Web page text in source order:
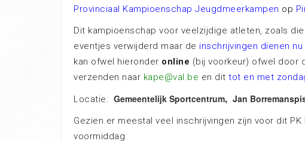
Provinciaal Kampioenschap Jeugdmeerkampen op P
Dit kampioenschap voor veelzijdige atleten, zoals
eventjes verwijderd maar de inschrijvingen dienen
kan ofwel hieronder online (bij voorkeur) ofwel door
verzenden naar kape@val.be en dit tot en met
Locatie: Gemeentelijk Sportcentrum, Jan
Gezien er meestal veel inschrijvingen zijn voor dit PK
voormiddag.